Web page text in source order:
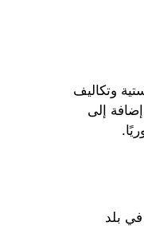
وتكاليف
إلى
بلد